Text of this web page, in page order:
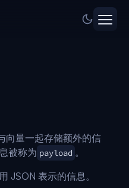
向量一起存储额外的信
被称为 payload 。
JSON 表示的信息。